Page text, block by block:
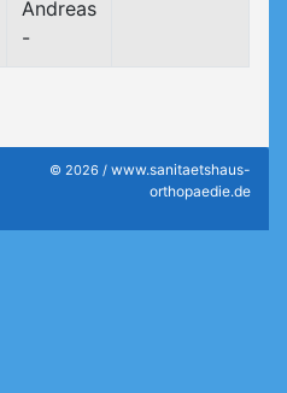
Andreas
-
© 2026 / www.sanitaetshaus-
orthopaedie.de